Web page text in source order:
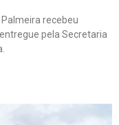
recebeu
pela Secretaria